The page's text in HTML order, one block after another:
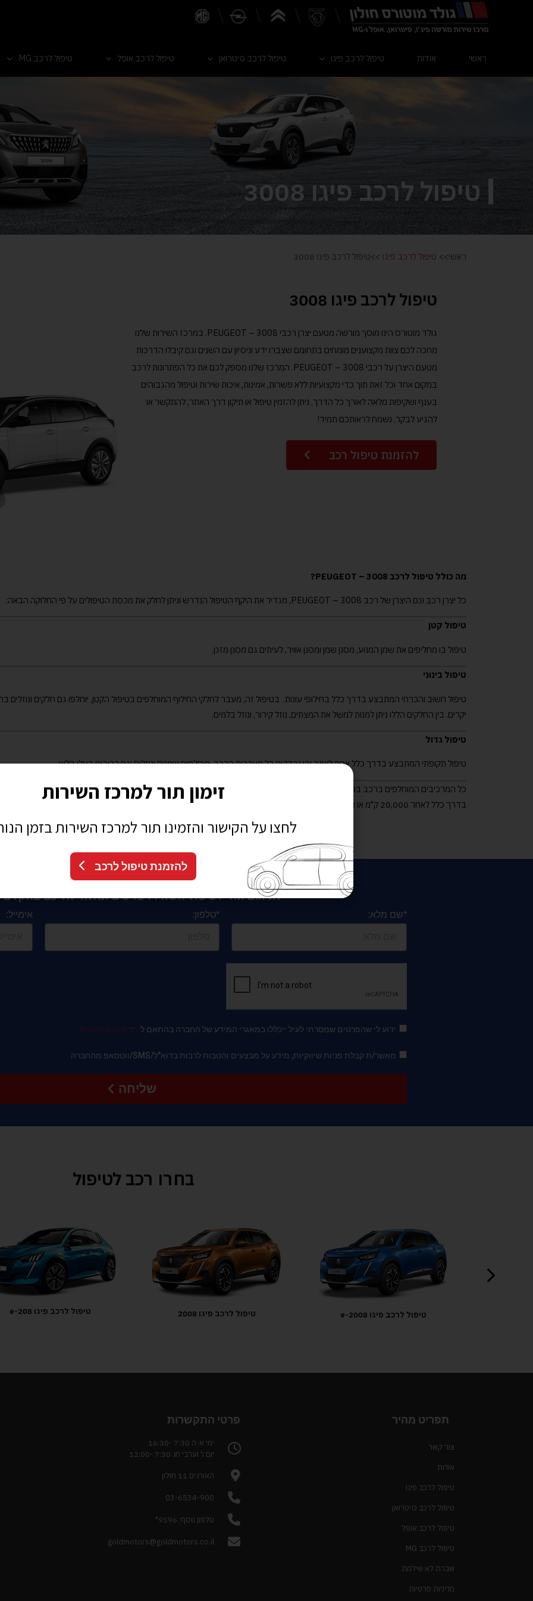
ראשי אודות טיפול לרכב פיגו טיפול לרכב סיטרואן טיפול לרכב אופל טיפול לרכב MG
טיפול לרכב פיגו 3008
ראשי>> טיפול לרכב פיגו >>טיפול לרכב פיגו 3008
טיפול לרכב פיגו 3008
גולד מוטורס הינו מוסך מורשה מטעם יצרן רכבי PEUGEOT – 3008. במרכז השירות שלנו
מחכה לכם צוות מקצוענים מומחים בתחומם שצברו ידע וניסיון עם השנים וגם קיבלו הדרכות
מטעם היצרן על רכבי PEUGEOT – 3008. המרכז שלנו מספק לכם את כל הפתרונות לרכב
במקום אחד וכל זאת תוך כדי מקצועיות ללא פשרות, אמינות, איכות שירות וטיפול מהגבוהים
בענף ושקיפות מלאה לאורך כל הדרך. ניתן להזמין טיפול או תיקון דרך האתר, להתקשר או
להגיע לבקר. נשמח לראותכם תמיד!
להזמנת טיפול רכב
מה כולל טיפול לרכב PEUGEOT – 3008?
כל יצרן רכב וגם היצרן של רכב PEUGEOT – 3008, מגדיר את היקף הטיפול הנדרש וניתן לחלק את מכסת הטיפולים על פי החלוקה הבאה:
טיפול קטן
טיפול בו מחליפים את שמן המנוע, מסנן שמן ומסנן אוויר, לעיתים גם מסנן מזגן.
טיפול בינוני
טיפול חשוב והכרחי המתבצע בדרך כלל בחילופי עונות. בטיפול זה, מעבר לחלקי החילוף המוחלפים בטיפול הקטן, יוחלפו גם חלקים
יקרים. בין החלקים הללו ניתן למנות למשל את המצתים, נוזל קירור, ונוזל בלמים.
טיפול גדול
טיפול תקופתי המתבצע בדרך כלל אחת לשנה ובו נבדקות כל מערכות הרכב, מוחלפים שמנים ונוזלים וגם רכיבים בעלי בלאי.
בדרך כלל לאחר 20,000 ק"מ או אחת לשנה.
לתיאום תור לטיפול השאירו פרטים ונחזור אליכם
*שם מלא: *טלפון: אימייל:
ידוע לי שהפרטים שמסרתי לעיל ייכללו במאגרי המידע של החברה בהתאם ל מדיניות הפרטיות
מאשר/ת קבלת פניות שיווקיות, מידע על מבצעים והטבות לרבות בדוא"ל/SMS/ווטסאפ מהחברה
שליחה
בחרו רכב לטיפול
טיפול לרכב פיגו 2008 טיפול לרכב פיגו 208-e טיפול לרכב פיגו 208
תפריט מהיר
צור קשר
אודות
טיפול לרכב פיגו
טיפול לרכב סיטרואן
טיפול לרכב אופל
טיפול לרכב MG
שברת לא שילמת
מדיניות פרטיות
פרטי התקשרות
ימי א-ה 7:30 -16:30
יום ו' וערבי חג 7:30 -12:00
האורגים 11 חולון
03-6534-900
טלפון נוסף: 9596*
goldmotors@goldmotors.co.il
זימון תור למרכז השירות
לחצו על הקישור והזמינו תור למרכז השירות בזמן
להזמנת טיפול לרכב